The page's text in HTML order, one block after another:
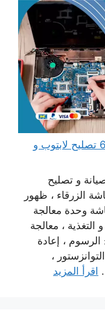
مهندس كمبيوتر الصليبية 65511033 تصليح لابتوب و
و تصليح
الزرقاء ، ظهور
وحدة معالجة
، معالجة
الرسوم ، إعادة
،
اقرأ المزيد